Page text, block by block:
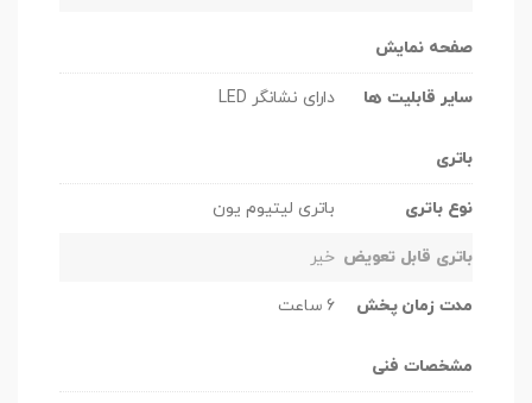
صفحه نمایش
سایر قابلیت ها دارای نشانگر LED
باتری
نوع باتری باتری لیتیوم یون
باتری قابل تعویض خیر
مدت زمان پخش 6 ساعت
مشخصات فنی